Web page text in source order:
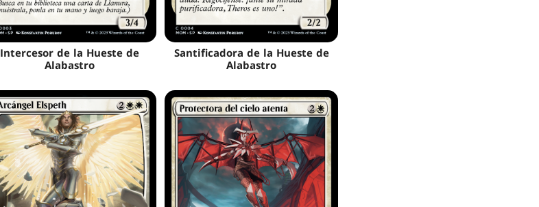
Intercesor de la Hueste de
Alabastro
Santificadora de la Hueste de
Alabastro